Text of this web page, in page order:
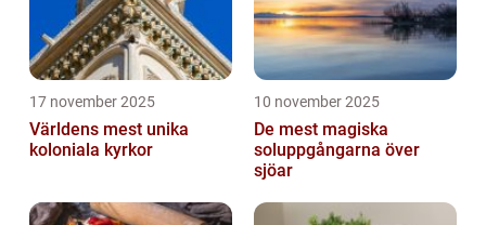
17 november 2025
Världens mest unika
koloniala kyrkor
10 november 2025
De mest magiska
soluppgångarna över
sjöar